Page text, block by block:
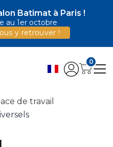
Batimat à Paris !
au 1er octobre
y retrouver !
0
de travail